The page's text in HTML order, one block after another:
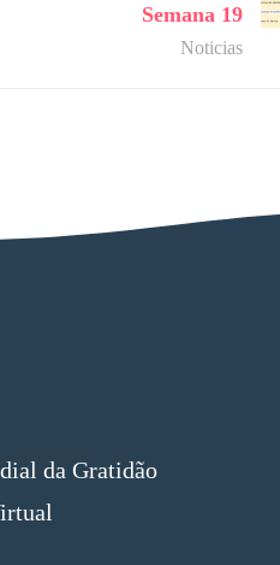
Semana 19
Noticias
da Gratidão